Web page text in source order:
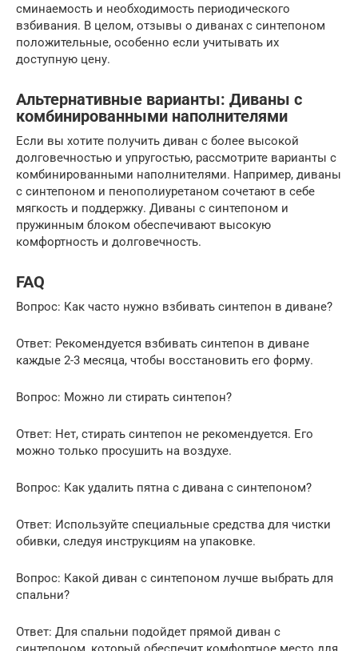
сминаемость и необходимость периодического
взбивания. В целом, отзывы о диванах с синтепоном
положительные, особенно если учитывать их
доступную цену.
Альтернативные варианты: Диваны с
комбинированными наполнителями
Если вы хотите получить диван с более высокой
долговечностью и упругостью, рассмотрите варианты с
комбинированными наполнителями. Например, диваны
с синтепоном и пенополиуретаном сочетают в себе
мягкость и поддержку. Диваны с синтепоном и
пружинным блоком обеспечивают высокую
комфортность и долговечность.
FAQ
Вопрос: Как часто нужно взбивать синтепон в диване?
Ответ: Рекомендуется взбивать синтепон в диване
каждые 2-3 месяца, чтобы восстановить его форму.
Вопрос: Можно ли стирать синтепон?
Ответ: Нет, стирать синтепон не рекомендуется. Его
можно только просушить на воздухе.
Вопрос: Как удалить пятна с дивана с синтепоном?
Ответ: Используйте специальные средства для чистки
обивки, следуя инструкциям на упаковке.
Вопрос: Какой диван с синтепоном лучше выбрать для
спальни?
Ответ: Для спальни подойдет прямой диван с